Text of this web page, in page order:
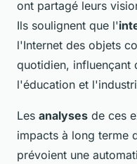
ont partagé leurs
Ils soulignent que l'
l'Internet des objets
quotidien, influençant
l'éducation et
Les analyses de ces
impacts à long terme
prévoient une